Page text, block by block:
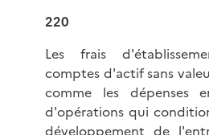
220
Les frais
comptes d'actif sans
comme les dépenses
d'opérations qui
développement de